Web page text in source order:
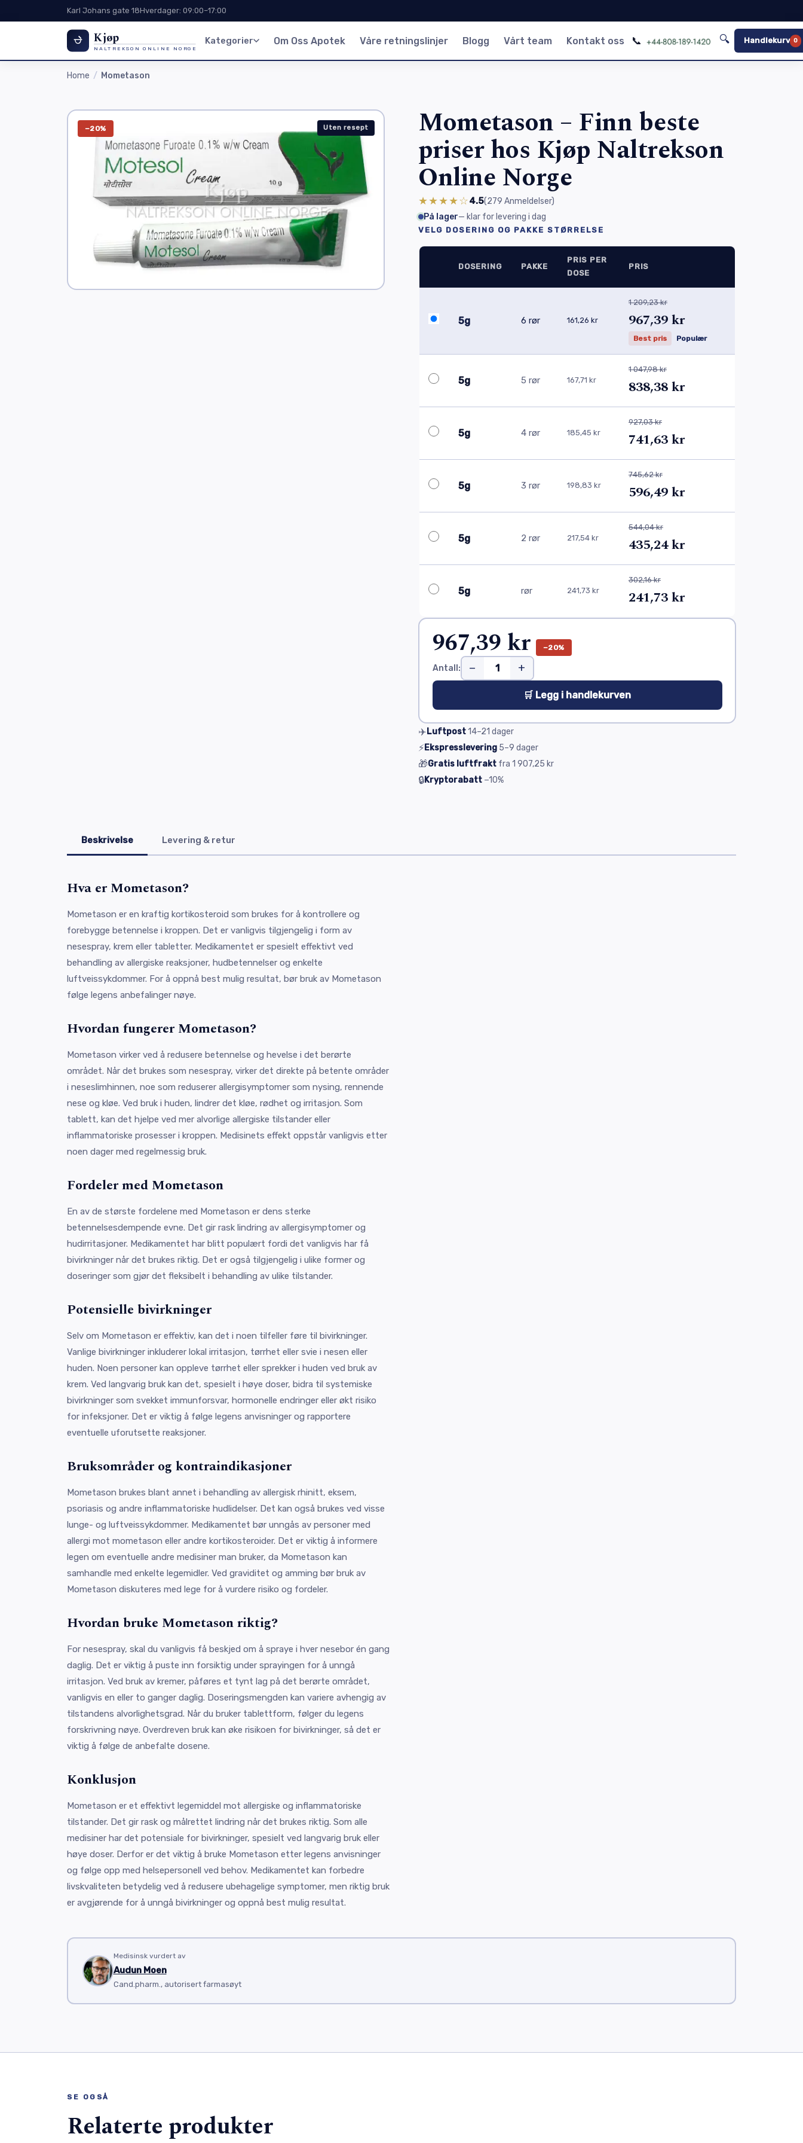
Karl Johans gate 18Hverdager: 09:00–17:00
Kjøp
NALTREKSON ONLINE NORGE
Kategorier Om Oss Apotek Våre retningslinjer Blogg Vårt team Kontakt oss 📞 🔍 Handlekurv 0
Home Mometason
−20% Uten resept Mometason – Finn beste
priser hos Kjøp Naltrekson
Online Norge
★★★★☆4.5(279 Anmeldelser)
På lager— klar for levering i dag
VELG DOSERING OG PAKKE STØRRELSE
DOSERING PAKKE
PRIS PER
DOSE
PRIS
5g 6 rør 161,26 kr
1 209,23 kr
967,39 kr
Best pris Populær
5g 5 rør 167,71 kr
1 047,98 kr
838,38 kr
5g 4 rør 185,45 kr
927,03 kr
741,63 kr
5g 3 rør 198,83 kr
745,62 kr
596,49 kr
5g 2 rør 217,54 kr
544,04 kr
435,24 kr
5g rør 241,73 kr
302,16 kr
241,73 kr
967,39 kr −20%
Antall: − +
🛒 Legg i handlekurven
✈️Luftpost14–21 dager
⚡Ekspresslevering 5–9 dager
🎁Gratis luftfrakt fra 1 907,25 kr
🔒Kryptorabatt −10%
Beskrivelse Levering & retur
Hva er Mometason?
Mometason er en kraftig kortikosteroid som brukes for å kontrollere og
forebygge betennelse i kroppen. Det er vanligvis tilgjengelig i form av
nesespray, krem eller tabletter. Medikamentet er spesielt effektivt ved
behandling av allergiske reaksjoner, hudbetennelser og enkelte
luftveissykdommer. For å oppnå best mulig resultat, bør bruk av Mometason
følge legens anbefalinger nøye.
Hvordan fungerer Mometason?
Mometason virker ved å redusere betennelse og hevelse i det berørte
området. Når det brukes som nesespray, virker det direkte på betente områder
i neseslimhinnen, noe som reduserer allergisymptomer som nysing, rennende
nese og kløe. Ved bruk i huden, lindrer det kløe, rødhet og irritasjon. Som
tablett, kan det hjelpe ved mer alvorlige allergiske tilstander eller
inflammatoriske prosesser i kroppen. Medisinets effekt oppstår vanligvis etter
noen dager med regelmessig bruk.
Fordeler med Mometason
En av de største fordelene med Mometason er dens sterke
betennelsesdempende evne. Det gir rask lindring av allergisymptomer og
hudirritasjoner. Medikamentet har blitt populært fordi det vanligvis har få
bivirkninger når det brukes riktig. Det er også tilgjengelig i ulike former og
doseringer som gjør det fleksibelt i behandling av ulike tilstander.
Potensielle bivirkninger
Selv om Mometason er effektiv, kan det i noen tilfeller føre til bivirkninger.
Vanlige bivirkninger inkluderer lokal irritasjon, tørrhet eller svie i nesen eller
huden. Noen personer kan oppleve tørrhet eller sprekker i huden ved bruk av
krem. Ved langvarig bruk kan det, spesielt i høye doser, bidra til systemiske
bivirkninger som svekket immunforsvar, hormonelle endringer eller økt risiko
for infeksjoner. Det er viktig å følge legens anvisninger og rapportere
eventuelle uforutsette reaksjoner.
Bruksområder og kontraindikasjoner
Mometason brukes blant annet i behandling av allergisk rhinitt, eksem,
psoriasis og andre inflammatoriske hudlidelser. Det kan også brukes ved visse
lunge- og luftveissykdommer. Medikamentet bør unngås av personer med
allergi mot mometason eller andre kortikosteroider. Det er viktig å informere
legen om eventuelle andre medisiner man bruker, da Mometason kan
samhandle med enkelte legemidler. Ved graviditet og amming bør bruk av
Mometason diskuteres med lege for å vurdere risiko og fordeler.
Hvordan bruke Mometason riktig?
For nesespray, skal du vanligvis få beskjed om å spraye i hver nesebor én gang
daglig. Det er viktig å puste inn forsiktig under sprayingen for å unngå
irritasjon. Ved bruk av kremer, påføres et tynt lag på det berørte området,
vanligvis en eller to ganger daglig. Doseringsmengden kan variere avhengig av
tilstandens alvorlighetsgrad. Når du bruker tablettform, følger du legens
forskrivning nøye. Overdreven bruk kan øke risikoen for bivirkninger, så det er
viktig å følge de anbefalte dosene.
Konklusjon
Mometason er et effektivt legemiddel mot allergiske og inflammatoriske
tilstander. Det gir rask og målrettet lindring når det brukes riktig. Som alle
medisiner har det potensiale for bivirkninger, spesielt ved langvarig bruk eller
høye doser. Derfor er det viktig å bruke Mometason etter legens anvisninger
og følge opp med helsepersonell ved behov. Medikamentet kan forbedre
livskvaliteten betydelig ved å redusere ubehagelige symptomer, men riktig bruk
er avgjørende for å unngå bivirkninger og oppnå best mulig resultat.
Medisinsk vurdert av
Audun Moen
Cand.pharm., autorisert farmasøyt
SE OGSÅ
Relaterte produkter